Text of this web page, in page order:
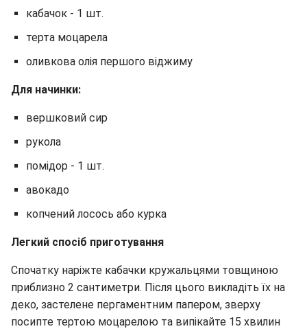
кабачок - 1 шт.
терта моцарела
оливкова олія першого віджиму
Для начинки:
вершковий сир
рукола
помідор - 1 шт.
авокадо
копчений лосось або курка
Легкий спосіб приготування
Спочатку наріжте кабачки кружальцями товщиною
приблизно 2 сантиметри. Після цього викладіть їх на
деко, застелене пергаментним папером, зверху
посипте тертою моцарелою та випікайте 15 хвилин